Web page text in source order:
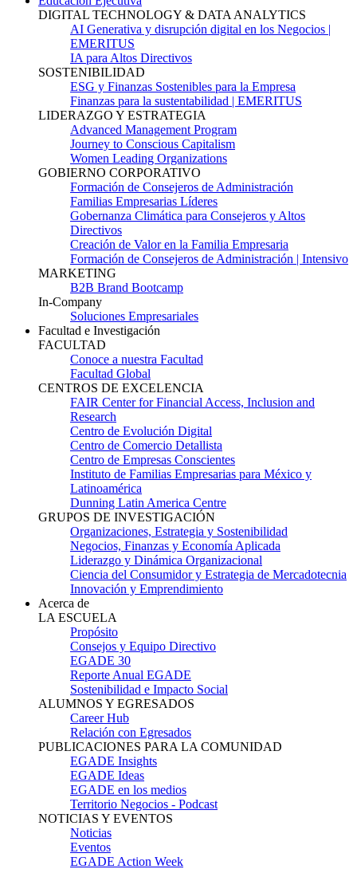
DIGITAL TECHNOLOGY & DATA ANALYTICS
AI Generativa y disrupción digital en los Negocios |
EMERITUS
IA para Altos Directivos
SOSTENIBILIDAD
ESG y Finanzas Sostenibles para la Empresa
Finanzas para la sustentabilidad | EMERITUS
LIDERAZGO Y ESTRATEGIA
Advanced Management Program
Journey to Conscious Capitalism
Women Leading Organizations
GOBIERNO CORPORATIVO
Formación de Consejeros de Administración
Familias Empresarias Líderes
Gobernanza Climática para Consejeros y Altos
Directivos
Creación de Valor en la Familia Empresaria
Formación de Consejeros de Administración | Intensivo
MARKETING
B2B Brand Bootcamp
In-Company
Soluciones Empresariales
Facultad e Investigación
FACULTAD
Conoce a nuestra Facultad
Facultad Global
CENTROS DE EXCELENCIA
FAIR Center for Financial Access, Inclusion and
Research
Centro de Evolución Digital
Centro de Comercio Detallista
Centro de Empresas Conscientes
Instituto de Familias Empresarias para México y
Latinoamérica
Dunning Latin America Centre
GRUPOS DE INVESTIGACIÓN
Organizaciones, Estrategia y Sostenibilidad
Negocios, Finanzas y Economía Aplicada
Liderazgo y Dinámica Organizacional
Ciencia del Consumidor y Estrategia de Mercadotecnia
Innovación y Emprendimiento
Acerca de
LA ESCUELA
Propósito
Consejos y Equipo Directivo
EGADE 30
Reporte Anual EGADE
Sostenibilidad e Impacto Social
ALUMNOS Y EGRESADOS
Career Hub
Relación con Egresados
PUBLICACIONES PARA LA COMUNIDAD
EGADE Insights
EGADE Ideas
EGADE en los medios
Territorio Negocios - Podcast
NOTICIAS Y EVENTOS
Noticias
Eventos
EGADE Action Week